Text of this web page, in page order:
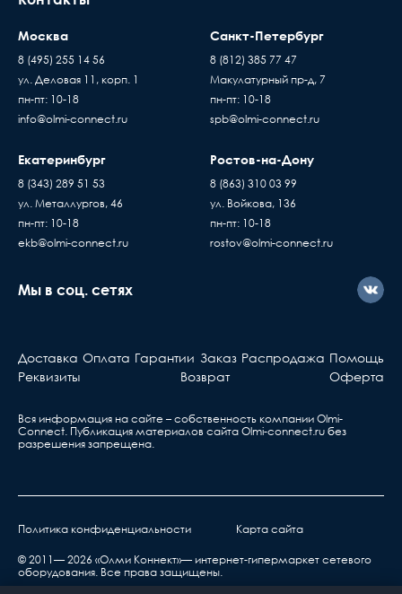
Москва
8 (495) 255 14 56
ул. Деловая 11, корп. 1
пн-пт: 10-18
info@olmi-connect.ru
Санкт-Петербург
8 (812) 385 77 47
Макулатурный пр-д, 7
пн-пт: 10-18
spb@olmi-connect.ru
Екатеринбург
8 (343) 289 51 53
ул. Металлургов, 46
пн-пт: 10-18
ekb@olmi-connect.ru
Ростов-на-Дону
8 (863) 310 03 99
ул. Войкова, 136
пн-пт: 10-18
rostov@olmi-connect.ru
Мы в соц. сетях
Доставка Оплата Гарантии Заказ Распродажа Помощь
Реквизиты
Возврат Оферта
Вся информация на сайте – собственность компании Olmi-
Сonnect. Публикация материалов сайта Olmi-connect.ru без
разрешения запрещена.
Политика конфиденциальности Карта сайта
© 2011— 2026 «Олми Коннект»— интернет-гипермаркет сетевого
оборудования. Все права защищены.